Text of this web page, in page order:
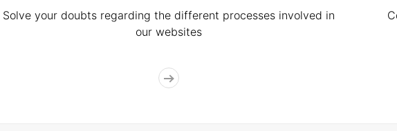
Solve your doubts regarding the different processes involved in
our websites